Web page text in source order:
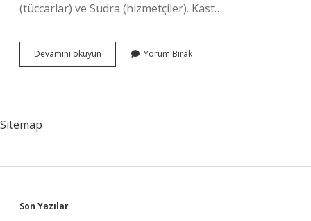
(tüccarlar) ve Sudra (hizmetçiler). Kast…
Devamını okuyun Pakistan
Kast
Yorum Bırak
Sitemap
Son Yazılar